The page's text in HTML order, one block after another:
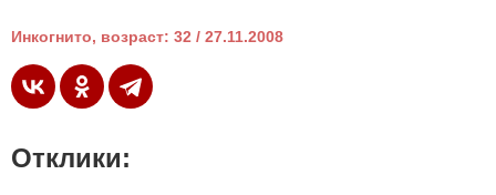
Инкогнито, возраст: 32 / 27.11.2008
Отклики: